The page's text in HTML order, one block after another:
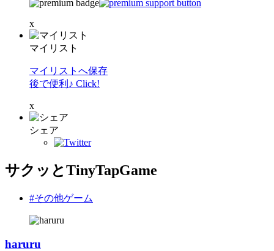
x
マイリスト
マイリストへ保存
後で便利♪ Click!
x
シェア
サクッとTinyTapGame
#その他ゲーム
haruru